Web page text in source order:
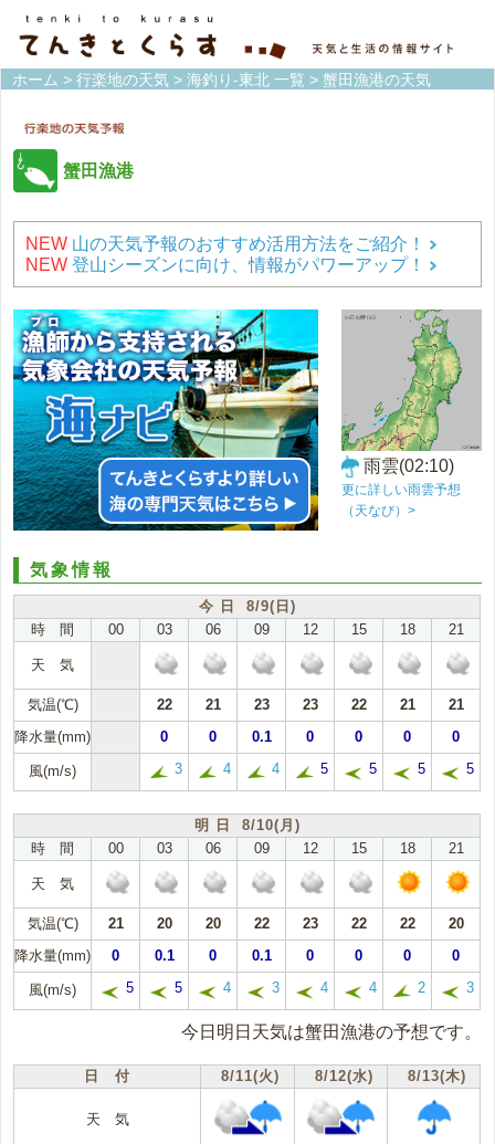
ホーム > 行楽地の天気 > 海釣り-東北 一覧 > 蟹田漁港の天気
蟹田漁港
NEW 山の天気予報のおすすめ活用方法をご紹介！
NEW 登山シーズンに向け、情報がパワーアップ！
雨雲(02:10)
更に詳しい雨雲予想
（天なび）>
気象情報
今 日 8/9(日)
時 間
00 03 06 09 12 15 18 21
天 気
気温(℃) 22 21 23 23 22 21
21
降水量(mm)
0 0 0.1 0 0 0 0
風(m/s) 3 4 4 5 5 5 5
明 日 8/10(月)
時 間
00 03 06 09 12 15 18 21
天 気
気温(℃) 21 20 20 22 23 22 22
20
降水量(mm)
0 0.1 0 0.1 0 0 0 0
風(m/s) 5 5 4 3 4 4 2 3
今日明日天気は蟹田漁港の予想です。
日 付 8/11(火) 8/12(水) 8/13(木)
天 気